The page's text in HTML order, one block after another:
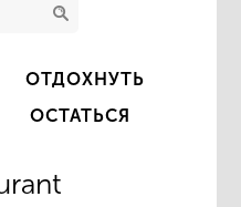
ОТДОХНУТЬ
ОСТАТЬСЯ